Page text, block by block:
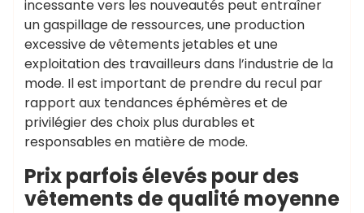
incessante vers les nouveautés peut entraîner
un gaspillage de ressources, une production
excessive de vêtements jetables et une
exploitation des travailleurs dans l’industrie de la
mode. Il est important de prendre du recul par
rapport aux tendances éphémères et de
privilégier des choix plus durables et
responsables en matière de mode.
Prix parfois élevés pour des
vêtements de qualité moyenne